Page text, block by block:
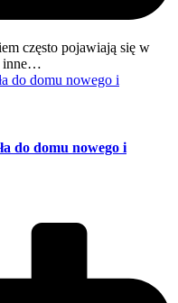
często pojawiają się w
inne…
do domu nowego i